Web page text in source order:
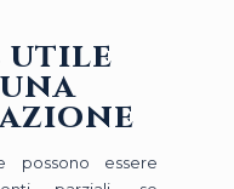
utile
possono essere